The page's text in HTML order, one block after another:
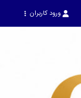
ورود کاربران